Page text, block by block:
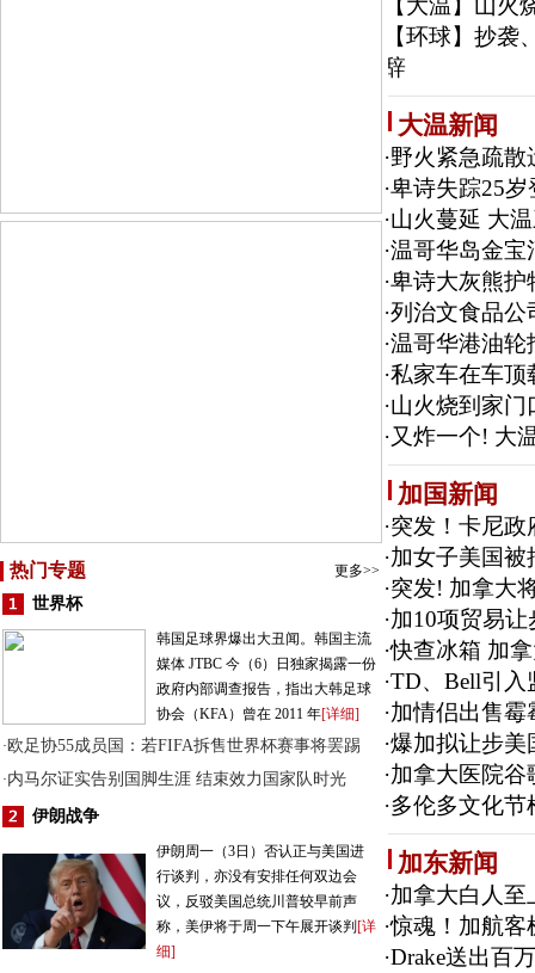
热门专题 更多>>
世界杯
韩国足球界爆出大丑闻。韩国主流
媒体 JTBC 今（6）日独家揭露一份
政府内部调查报告，指出大韩足球
协会（KFA）曾在 2011 年[详细]
·欧足协55成员国：若FIFA拆售世界杯赛事将罢踢
·内马尔证实告别国脚生涯 结束效力国家队时光
伊朗战争
伊朗周一（3日）否认正与美国进
行谈判，亦没有安排任何双边会
议，反驳美国总统川普较早前声
称，美伊将于周一下午展开谈判 [详
细]
【大温】 山火
【环球】 抄袭
辞
大温新闻
·野火紧急疏散
·卑诗失踪25
·山火蔓延 大
·温哥华岛金宝
·卑诗大灰熊护
·列治文食品公
·温哥华港油轮
·私家车在车顶
·山火烧到家门
·又炸一个! 大
加国新闻
·突发！卡尼政
·加女子美国被
·突发! 加拿大
·加10项贸易
·快查冰箱 加
·TD、Bell引入
·加情侣出售霉
·爆加拟让步美
·加拿大医院谷
·多伦多文化节
加东新闻
·加拿大白人至
·惊魂！加航客
·Drake送出百